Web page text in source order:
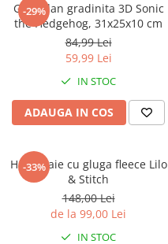
-29%
Ghiozdan gradinita 3D Sonic
the Hedgehog, 31x25x10 cm
84,99 Lei
59,99 Lei
IN STOC
ADAUGA IN COS
-33%
Halat baie cu gluga fleece Lilo
& Stitch
148,00 Lei
de la 99,00 Lei
IN STOC